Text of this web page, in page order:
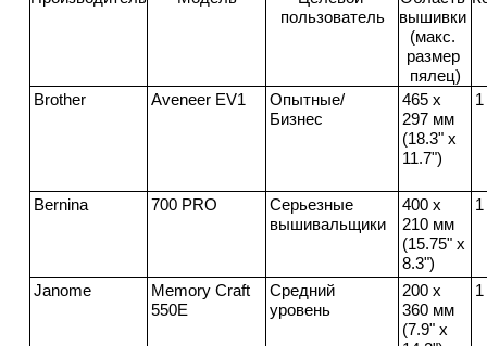
пользователь
вышивки
(макс.
размер
пялец)
Brother Aveneer EV1
Опытные/
Бизнес
465 x
297 мм
(18.3" x
11.7")
1
Bernina 700 PRO
Серьезные
вышивальщики
400 x
210 мм
(15.75" x
8.3")
1
Janome
Memory Craft
550E
Средний
уровень
200 x
360 мм
(7.9" x
1